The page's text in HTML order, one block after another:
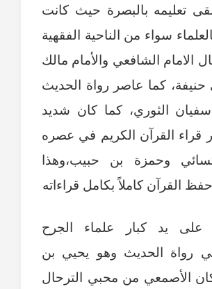
تعليمه بالبصرة حيث كانت
سواء من الناحية الفقهية
الامام الشافعي والأمام مالك
حنيفة، كما عاصر رواة الحديث
الثوري، كما كان شديد
قراء القرآن الكريم في عصره
وحمزة بن حبيب،وهذا
القرآن كاملاً بكامل قراءاته
على يد كبار علماء الجرح
رواة الحديث وهو يحيي بن
الأصمعي من محبي الترحال